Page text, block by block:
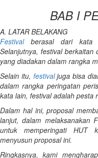
BAB I
A. LATAR BELAKANG
Festivalberasal dari kata
Selanjutnya, festival
yang diadakan dalam rangka
Selain itu, festivaljuga bisa
dalam rangka peringatan
kata lain, festival adalah pesta
Dalam hal ini, proposal
lanjut, dalam melaksanakan
untuk memperingati HUT
menyusun proposal ini.
Ringkasnya, kami